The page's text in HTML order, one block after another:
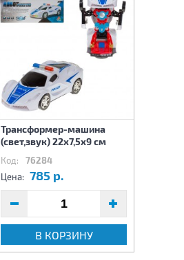
Трансформер-машина
(свет,звук) 22х7,5х9 см
Код: 76284
Цена: 785 р.
В КОРЗИНУ